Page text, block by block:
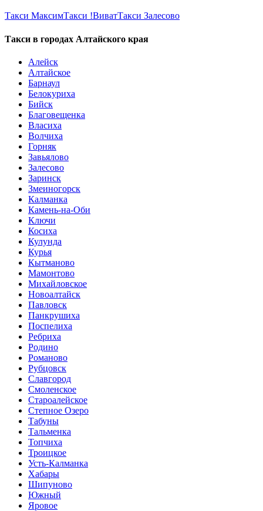
Такси МаксимТакси !ВиватТакси Залесово
Такси в городах Алтайского края
Алейск
Алтайское
Барнаул
Белокуриха
Бийск
Благовещенка
Власиха
Волчиха
Горняк
Завьялово
Залесово
Заринск
Змеиногорск
Калманка
Камень-на-Оби
Ключи
Косиха
Кулунда
Курья
Кытманово
Мамонтово
Михайловское
Новоалтайск
Павловск
Панкрушиха
Поспелиха
Ребриха
Родино
Романово
Рубцовск
Славгород
Смоленское
Староалейское
Степное Озеро
Табуны
Тальменка
Топчиха
Троицкое
Усть-Калманка
Хабары
Шипуново
Южный
Яровое